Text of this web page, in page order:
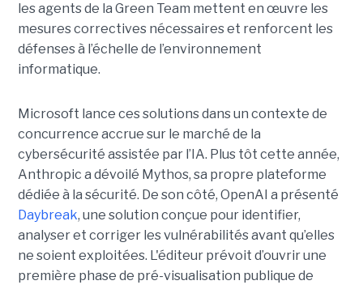
les agents de la Green Team mettent en œuvre les
mesures correctives nécessaires et renforcent les
défenses à l’échelle de l’environnement
informatique.
Microsoft lance ces solutions dans un contexte de
concurrence accrue sur le marché de la
cybersécurité assistée par l’IA. Plus tôt cette année,
Anthropic a dévoilé Mythos, sa propre plateforme
dédiée à la sécurité. De son côté, OpenAI a présenté
Daybreak, une solution conçue pour identifier,
analyser et corriger les vulnérabilités avant qu’elles
ne soient exploitées. L'éditeur prévoit d’ouvrir une
première phase de pré-visualisation publique de